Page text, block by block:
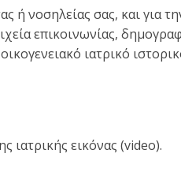
ή νοσηλείας σας, και
επικοινωνίας,
ιατρικό
ιατρικής εικόνας (video).